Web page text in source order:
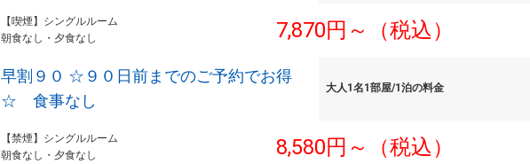
【喫煙】シングルルーム
朝食なし・夕食なし
7,870円～（税込）
早割９０ ☆９０日前までのご予約でお得
☆ 食事なし
大人1名1部屋/1泊の料金
【禁煙】シングルルーム
朝食なし・夕食なし
8,580円～（税込）